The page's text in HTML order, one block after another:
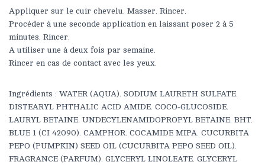
Appliquer sur le cuir chevelu. Masser. Rincer.
Procéder à une seconde application en laissant poser 2 à 5
minutes. Rincer.
A utiliser une à deux fois par semaine.
Rincer en cas de contact avec les yeux.
Ingrédients : WATER (AQUA). SODIUM LAURETH SULFATE.
DISTEARYL PHTHALIC ACID AMIDE. COCO-GLUCOSIDE.
LAURYL BETAINE. UNDECYLENAMIDOPROPYL BETAINE. BHT.
BLUE 1 (CI 42090). CAMPHOR. COCAMIDE MIPA. CUCURBITA
PEPO (PUMPKIN) SEED OIL (CUCURBITA PEPO SEED OIL).
FRAGRANCE (PARFUM). GLYCERYL LINOLEATE. GLYCERYL